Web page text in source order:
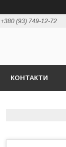
+380 (93) 749-12-72
КОНТАКТИ